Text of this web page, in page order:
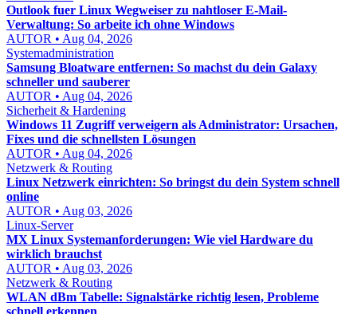
Outlook fuer Linux Wegweiser zu nahtloser E-Mail-
Verwaltung: So arbeite ich ohne Windows
AUTOR • Aug 04, 2026
Systemadministration
Samsung Bloatware entfernen: So machst du dein Galaxy
schneller und sauberer
AUTOR • Aug 04, 2026
Sicherheit & Hardening
Windows 11 Zugriff verweigern als Administrator: Ursachen,
Fixes und die schnellsten Lösungen
AUTOR • Aug 04, 2026
Netzwerk & Routing
Linux Netzwerk einrichten: So bringst du dein System schnell
online
AUTOR • Aug 03, 2026
Linux-Server
MX Linux Systemanforderungen: Wie viel Hardware du
wirklich brauchst
AUTOR • Aug 03, 2026
Netzwerk & Routing
WLAN dBm Tabelle: Signalstärke richtig lesen, Probleme
schnell erkennen